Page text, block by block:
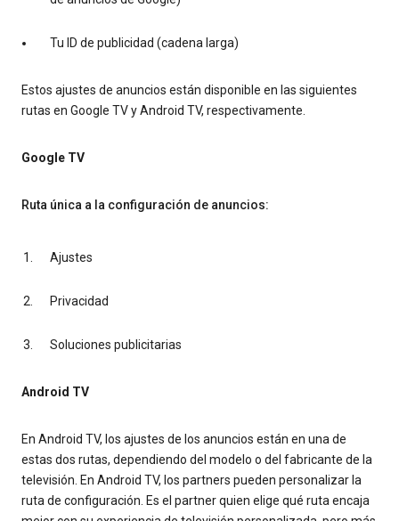
Tu ID de publicidad (cadena larga)
Estos ajustes de anuncios están disponible en las siguientes
rutas en Google TV y Android TV, respectivamente.
Google TV
Ruta única a la configuración de anuncios:
Ajustes
Privacidad
Soluciones publicitarias
Android TV
En Android TV, los ajustes de los anuncios están en una de
estas dos rutas, dependiendo del modelo o del fabricante de la
televisión. En Android TV, los partners pueden personalizar la
ruta de configuración. Es el partner quien elige qué ruta encaja